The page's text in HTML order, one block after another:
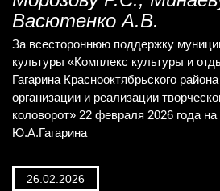
Васютенко А.В.
За всестороннюю поддержку
культуры «Комплекс культуры и
Гагарина Краснооктябрьского
организации и реализации
коловорот» 22 февраля 2026 года
Ю.А.Гагарина
26.02.2026